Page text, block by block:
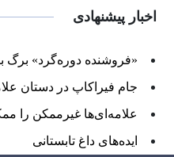
اخبار پیشنهادی
«فروشنده دوره‌گرد» برگ
جام فیراکاپ در دستان
علامه‌ای‌ها غیرممکن را
ایده‌های داغ تابستانی